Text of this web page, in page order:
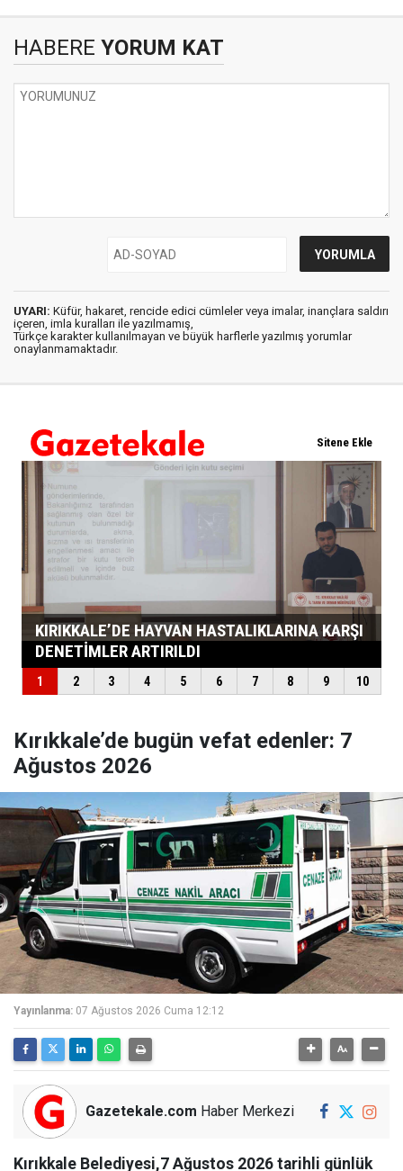
HABERE YORUM KAT
UYARI: Küfür, hakaret, rencide edici cümleler veya imalar, inançlara saldırı
içeren, imla kuralları ile yazılmamış,
Türkçe karakter kullanılmayan ve büyük harflerle yazılmış yorumlar
onaylanmamaktadır.
Kırıkkale’de bugün vefat edenler: 7
Ağustos 2026
Yayınlanma: 07 Ağustos 2026 Cuma 12:12
Gazetekale.com Haber Merkezi
Kırıkkale Belediyesi,7 Ağustos 2026 tarihli günlük